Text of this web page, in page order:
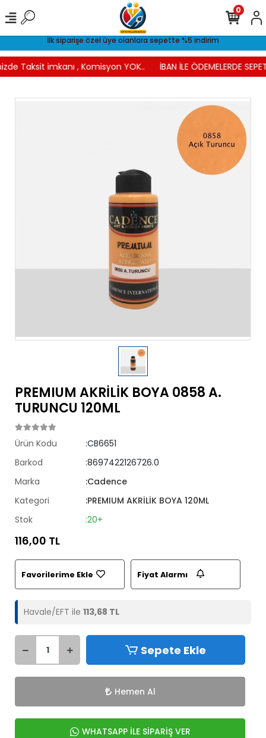
İlk siparişe özel üye olanlara sepette %5 indirim
Taksit imkanı , Komisyon YOK.. İBAN İLE ÖDEMELERDE
0
PREMIUM AKRİLİK BOYA 0858 A.
TURUNCU 120ML
Ürün Kodu
:CB6651
Barkod
:8697422126726.0
Marka
:Cadence
Kategori
:PREMIUM AKRİLİK BOYA 120ML
Stok
:20+
116,00 TL
Favorilerime Ekle Fiyat Alarmı
Havale/EFT ile 113,68 TL
Sepete Ekle
Hemen Al
WHATSAPP İLE SİPARİŞ VER